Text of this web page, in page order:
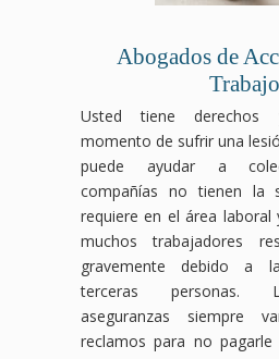
Abogados de
Trabajo
Usted tiene derechos
momento de sufrir una
puede ayudar a
compañías no tienen la
requiere en el área
muchos trabajadores
gravemente debido a
terceras personas.
aseguranzas siempre
reclamos para no